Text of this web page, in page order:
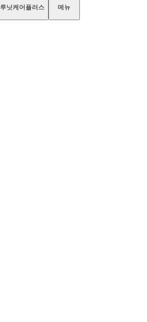
루닛케어플러스 메뉴